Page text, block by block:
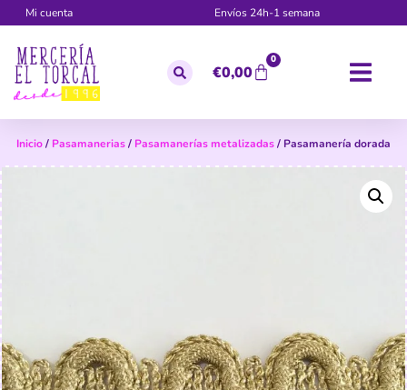
Mi cuenta Envíos 24h-1 semana
€0,00
0
Inicio/ Pasamanerias/ Pasamanerías metalizadas/ Pasamanería dorada